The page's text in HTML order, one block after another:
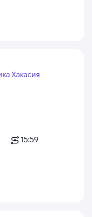
Хакасия
15:59